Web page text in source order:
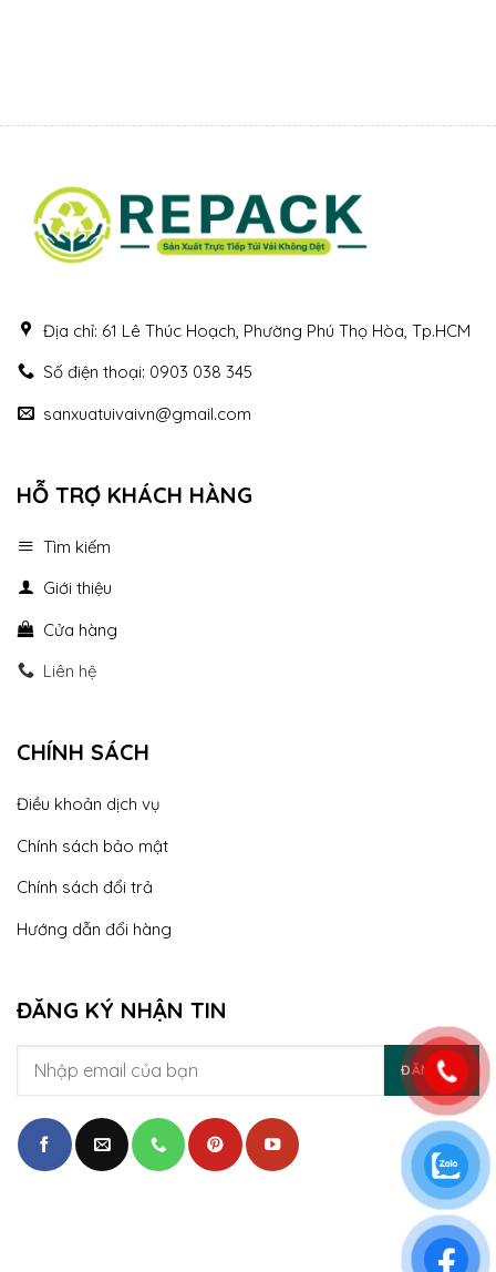
Địa chỉ: 61 Lê Thúc Hoạch, Phường Phú Thọ Hòa, Tp.HCM
Số điện thoại: 0903 038 345
sanxuatuivaivn@gmail.com
HỖ TRỢ KHÁCH HÀNG
Tìm kiếm
Giới thiệu
Cửa hàng
Liên hệ
CHÍNH SÁCH
Điều khoản dịch vụ
Chính sách bảo mật
Chính sách đổi trả
Hướng dẫn đổi hàng
ĐĂNG KÝ NHẬN TIN
ĐĂNG KÝ